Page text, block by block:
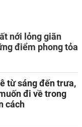
nới lỏng giãn
điểm phong tỏa
từ sáng đến trưa,
đi về trong
cách